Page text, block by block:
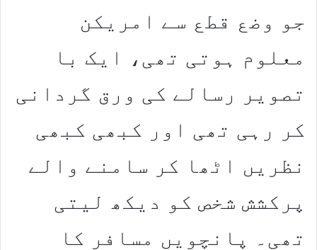
جو وضع قطع سے امریکن
معلوم ہوتی تھی، ایک با
تصویر رسالے کی ورق گردانی
کر رہی تھی اور کبھی کبھی
نظریں اٹھا کر سامنے والے
پرکشش شخص کو دیکھ لیتی
تھی۔ پانچویں مسافر کا